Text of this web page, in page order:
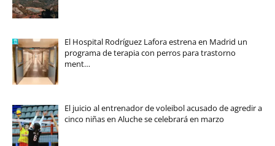
El Hospital Rodríguez Lafora estrena en Madrid un
programa de terapia con perros para trastorno
ment…
El juicio al entrenador de voleibol acusado de agredir a
cinco niñas en Aluche se celebrará en marzo